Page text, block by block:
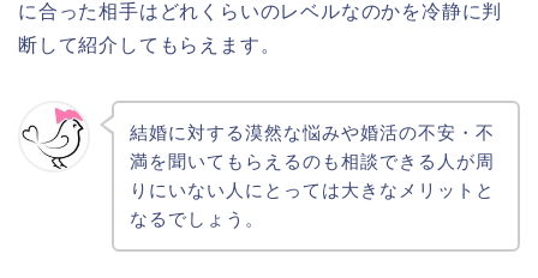
に合った相手はどれくらいのレベルなのかを冷静に判
断して紹介してもらえます。
結婚に対する漠然な悩みや婚活の不安・不
満を聞いてもらえるのも相談できる人が周
りにいない人にとっては大きなメリットと
なるでしょう。